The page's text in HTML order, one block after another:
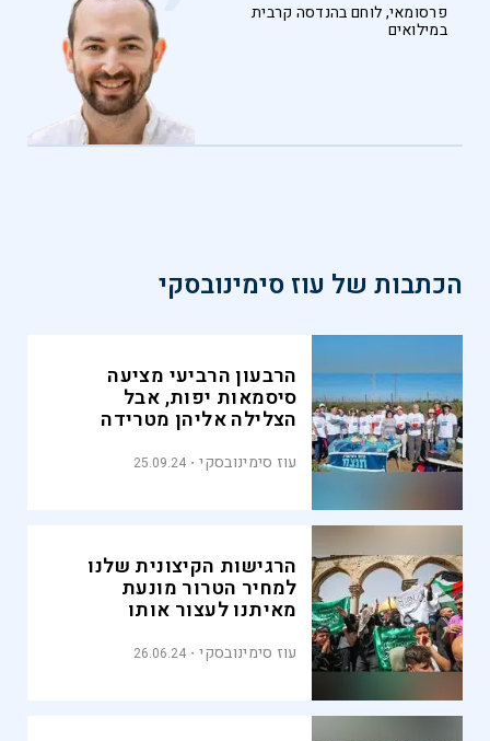
פרסומאי, לוחם בהנדסה קרבית
במילואים
הכתבות של עוז סימינובסקי
הרבעון הרביעי מציעה
סיסמאות יפות, אבל
הצלילה אליהן מטרידה
עוז סימינובסקי 25.09.24
הרגישות הקיצונית שלנו
למחיר הטרור מונעת
מאיתנו לעצור אותו
עוז סימינובסקי 26.06.24